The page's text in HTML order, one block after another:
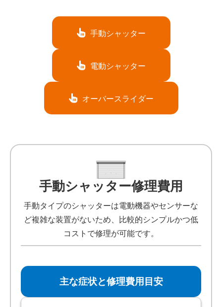
手動シャッター
電動シャッター
オーバースライダー
手動シャッター修理費用
手動タイプのシャッターは電動機器やセンサーな
ど複雑な装置がないため、比較的シンプルかつ低
コストで修理が可能です。
主な症状と修理費用目安